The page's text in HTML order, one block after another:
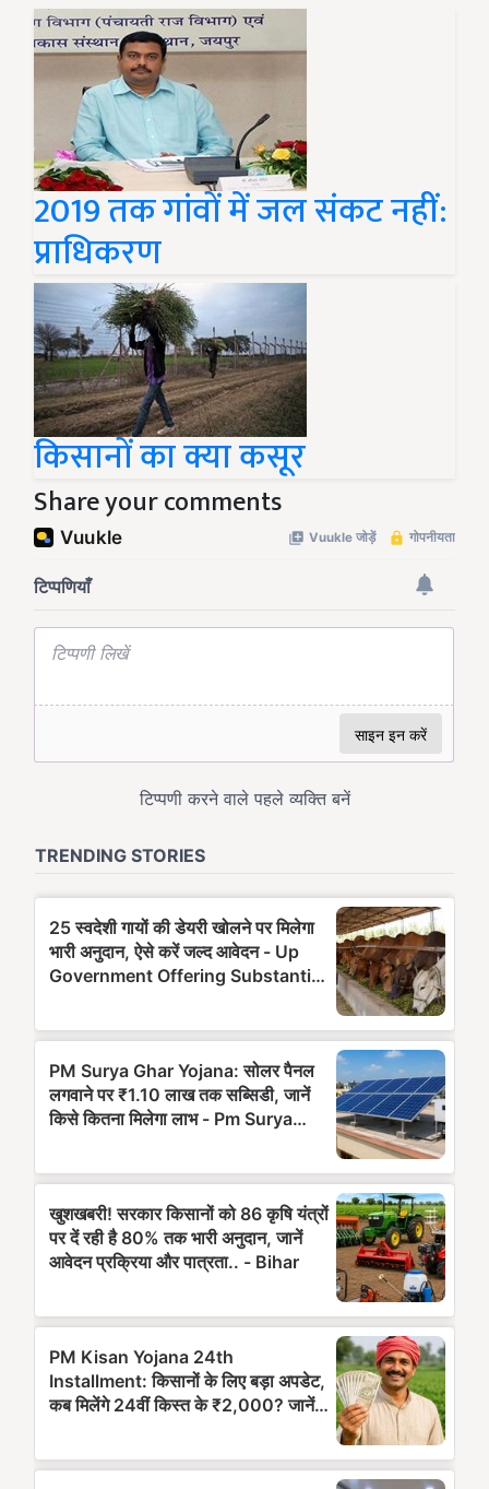
2019 तक गांवों में जल संकट नहीं:
प्राधिकरण
किसानों का क्या कसूर
Share your comments